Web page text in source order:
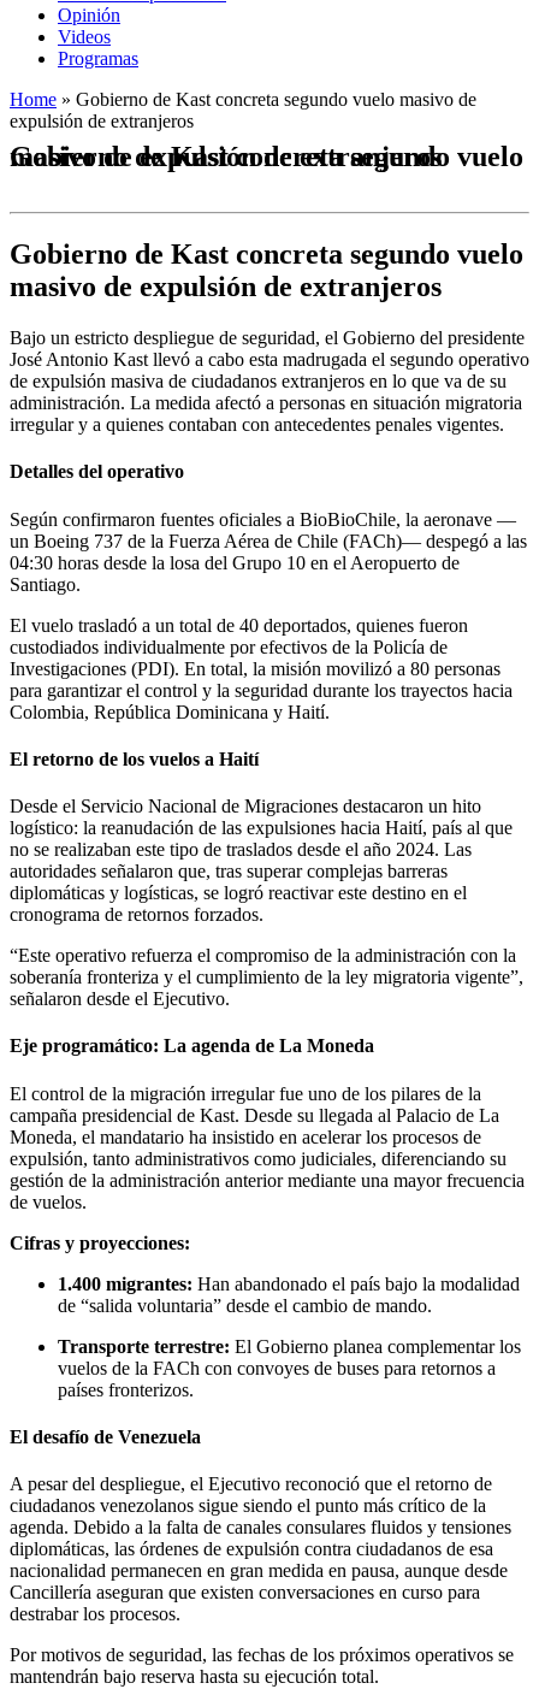
Opinión
Videos
Programas
Home » Gobierno de Kast concreta segundo vuelo masivo de
expulsión de extranjeros
Gobierno de Kast concreta segundo vuelo masivo de expulsión de extranjeros
Gobierno de Kast concreta segundo vuelo
masivo de expulsión de extranjeros
Bajo un estricto despliegue de seguridad, el Gobierno del presidente
José Antonio Kast llevó a cabo esta madrugada el segundo operativo
de expulsión masiva de ciudadanos extranjeros en lo que va de su
administración. La medida afectó a personas en situación migratoria
irregular y a quienes contaban con antecedentes penales vigentes.
Detalles del operativo
Según confirmaron fuentes oficiales a BioBioChile, la aeronave —
un Boeing 737 de la Fuerza Aérea de Chile (FACh)— despegó a las
04:30 horas desde la losa del Grupo 10 en el Aeropuerto de
Santiago.
El vuelo trasladó a un total de 40 deportados, quienes fueron
custodiados individualmente por efectivos de la Policía de
Investigaciones (PDI). En total, la misión movilizó a 80 personas
para garantizar el control y la seguridad durante los trayectos hacia
Colombia, República Dominicana y Haití.
El retorno de los vuelos a Haití
Desde el Servicio Nacional de Migraciones destacaron un hito
logístico: la reanudación de las expulsiones hacia Haití, país al que
no se realizaban este tipo de traslados desde el año 2024. Las
autoridades señalaron que, tras superar complejas barreras
diplomáticas y logísticas, se logró reactivar este destino en el
cronograma de retornos forzados.
“Este operativo refuerza el compromiso de la administración con la
soberanía fronteriza y el cumplimiento de la ley migratoria vigente”,
señalaron desde el Ejecutivo.
Eje programático: La agenda de La Moneda
El control de la migración irregular fue uno de los pilares de la
campaña presidencial de Kast. Desde su llegada al Palacio de La
Moneda, el mandatario ha insistido en acelerar los procesos de
expulsión, tanto administrativos como judiciales, diferenciando su
gestión de la administración anterior mediante una mayor frecuencia
de vuelos.
Cifras y proyecciones:
1.400 migrantes: Han abandonado el país bajo la modalidad
de “salida voluntaria” desde el cambio de mando.
Transporte terrestre: El Gobierno planea complementar los
vuelos de la FACh con convoyes de buses para retornos a
países fronterizos.
El desafío de Venezuela
A pesar del despliegue, el Ejecutivo reconoció que el retorno de
ciudadanos venezolanos sigue siendo el punto más crítico de la
agenda. Debido a la falta de canales consulares fluidos y tensiones
diplomáticas, las órdenes de expulsión contra ciudadanos de esa
nacionalidad permanecen en gran medida en pausa, aunque desde
Cancillería aseguran que existen conversaciones en curso para
destrabar los procesos.
Por motivos de seguridad, las fechas de los próximos operativos se
mantendrán bajo reserva hasta su ejecución total.